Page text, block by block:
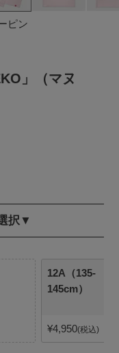
ピン
」（マヌ
択▼
12A（135-
145cm）
¥4,950 税込